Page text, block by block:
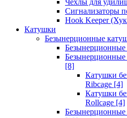
Чехлы для
Сигнализаторы
Hook Keeper
Катушки
Безынерционные
[8]
Катушки
Ribcage [4]
Катушки
Rollcage [4]